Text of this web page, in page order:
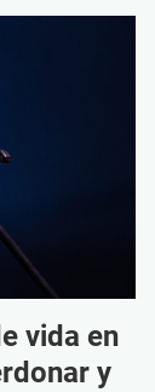
vida en
y